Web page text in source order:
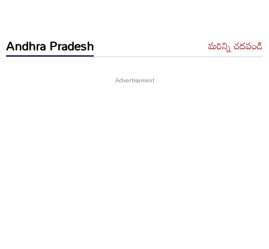
Andhra Pradesh మరిన్ని చదవండి